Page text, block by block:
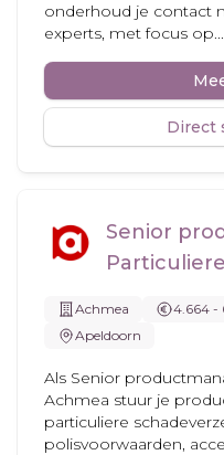
onderhoud je contact
experts, met focus op...
Direct
Senior
Achmea 4.664 -
Apeldoorn
Als Senior
Achmea stuur je
particuliere
polisvoorwaarden,